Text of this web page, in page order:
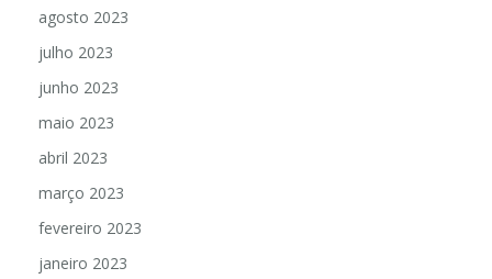
agosto 2023
julho 2023
junho 2023
maio 2023
abril 2023
março 2023
fevereiro 2023
janeiro 2023